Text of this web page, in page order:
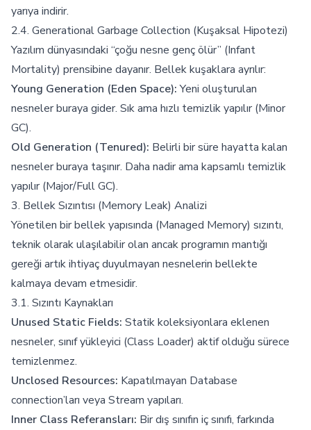
yarıya indirir.
2.4. Generational Garbage Collection (Kuşaksal Hipotezi)
Yazılım dünyasındaki “çoğu nesne genç ölür” (Infant
Mortality) prensibine dayanır. Bellek kuşaklara ayrılır:
Young Generation (Eden Space):Yeni oluşturulan
nesneler buraya gider. Sık ama hızlı temizlik yapılır (Minor
GC).
Old Generation (Tenured): Belirli bir süre hayatta kalan
nesneler buraya taşınır. Daha nadir ama kapsamlı temizlik
yapılır (Major/Full GC).
3. Bellek Sızıntısı (Memory Leak) Analizi
Yönetilen bir bellek yapısında (Managed Memory) sızıntı,
teknik olarak ulaşılabilir olan ancak programın mantığı
gereği artık ihtiyaç duyulmayan nesnelerin bellekte
kalmaya devam etmesidir.
3.1. Sızıntı Kaynakları
Unused Static Fields: Statik koleksiyonlara eklenen
nesneler, sınıf yükleyici (Class Loader) aktif olduğu sürece
temizlenmez.
Unclosed Resources: Kapatılmayan Database
connection’ları veya Stream yapıları.
Inner Class Referansları: Bir dış sınıfın iç sınıfı, farkında